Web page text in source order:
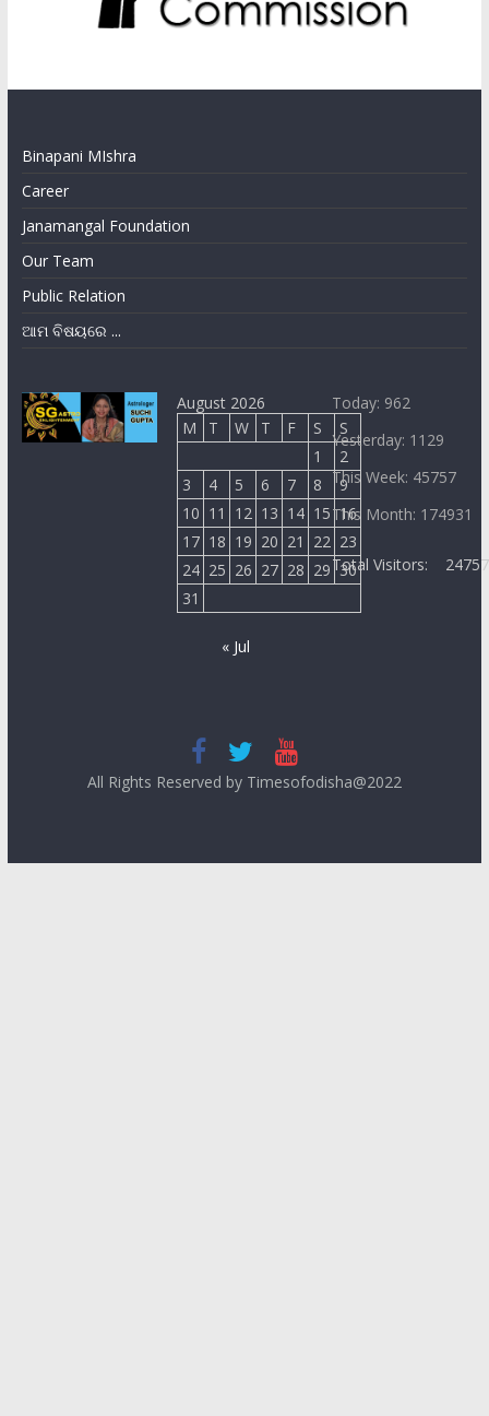
Binapani MIshra
Career
Janamangal Foundation
Our Team
Public Relation
ଆମ ବିଷୟରେ ...
August 2026
M
T W T F S
S
1
2
3
4 5 6 7 8
9
10 11 12 13 14 15 16
17 18 19 20 21 22 23
24 25 26 27 28 29 30
31
« Jul
Today: 962
Yesterday: 1129
This Week: 45757
This Month: 174931
Total Visitors:
All Rights Reserved by Timesofodisha@2022